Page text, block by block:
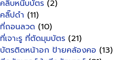
คลิ๊บหนีบบัตร (2)
คลิ๊ปดำ (11)
ที่ถอนลวด (10)
ที่เจาะรู ที่ตัดมุมบัตร (21)
บัตรติดหน้าอก ป้ายคล้องคอ (13)